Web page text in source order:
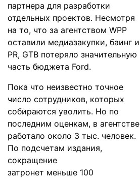
партнера для разработки
отдельных проектов. Несмотря
на то, что за агентством WPP
оставили медиазакупки, баинг и
PR, GTB потеряло значительную
часть бюджета Ford.
Пока что неизвестно точное
число сотрудников, которых
собираются уволить. Но по
последним оценкам, в агентстве
работало около 3 тыс. человек.
По подсчетам издания,
сокращение
затронет меньше 100